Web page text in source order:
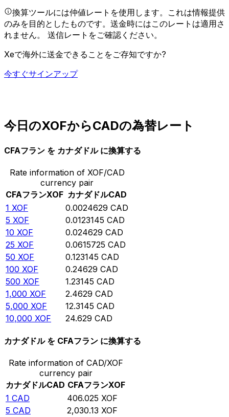
換算ツールには仲値レートを使用します。これは情報提供
のみを目的としたものです。送金時にはこのレートは適用さ
れません。 送信レートをご確認ください。
Xeで海外に送金できることをご存知ですか?
今すぐサインアップ
今日のXOFからCADの為替レート
CFAフラン を カナダドル に換算する
Rate information of XOF/CAD
currency pair
CFAフランXOF カナダドルCAD
1 XOF 0.0024629 CAD
5 XOF 0.0123145 CAD
10 XOF 0.024629 CAD
25 XOF 0.0615725 CAD
50 XOF 0.123145 CAD
100 XOF 0.24629 CAD
500 XOF 1.23145 CAD
1,000 XOF 2.4629 CAD
5,000 XOF 12.3145 CAD
10,000 XOF 24.629 CAD
カナダドル を CFAフラン に換算する
Rate information of CAD/XOF
currency pair
カナダドルCAD CFAフランXOF
1 CAD 406.025 XOF
5 CAD 2,030.13 XOF